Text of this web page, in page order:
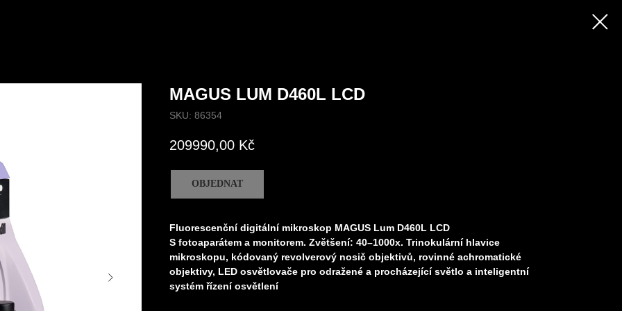
MAGUS LUM D460L LCD
SKU: 86354
209990,00 Kč
OBJEDNAT
Fluorescenční digitální mikroskop MAGUS Lum D460L LCD
S fotoaparátem a monitorem. Zvětšení: 40–1000x. Trinokulární hlavice
mikroskopu, kódovaný revolverový nosič objektivů, rovinné achromatické
objektivy, LED osvětlovače pro odražené a procházející světlo a inteligentní
systém řízení osvětlení